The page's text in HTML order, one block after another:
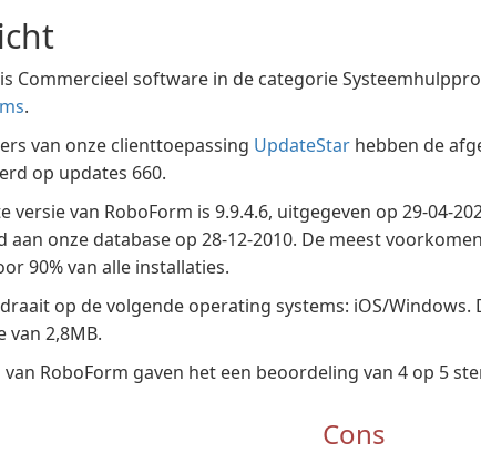
Commercieel software in de categorie
.
van onze clienttoepassing UpdateStar hebben de
op updates 660.
versie van RoboForm is 9.9.4.6, uitgegeven op 29-04-
aan onze database op 28-12-2010. De meest
90% van alle installaties.
op de volgende operating systems: iOS/
van 2,8MB.
RoboForm gaven het een beoordeling van 4 op 5
Cons